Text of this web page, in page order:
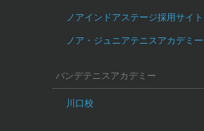
ノアインドアステージ採用サイト
ノア・ジュニアテニスアカデミー
バンデテニスアカデミー
川口校